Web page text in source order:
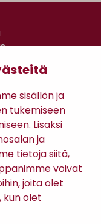
sisällön ja
tukemiseen
Lisäksi
ja
tietoja siitä,
voivat
joita olet
kun olet